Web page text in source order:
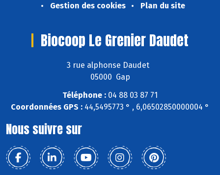
Gestion des cookies
Plan du site
Biocoop Le Grenier Daudet
3 rue alphonse Daudet
05000 Gap
Téléphone : 04 88 03 87 71
Coordonnées GPS : 44,5495773 ° , 6,06502850000004 °
Nous suivre sur